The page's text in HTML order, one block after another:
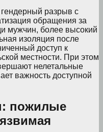
разрыв с
обращения за
мужчин, более высокий
изоляция после
доступ к
местности. При этом
нелетальные
важность доступной
пожилые